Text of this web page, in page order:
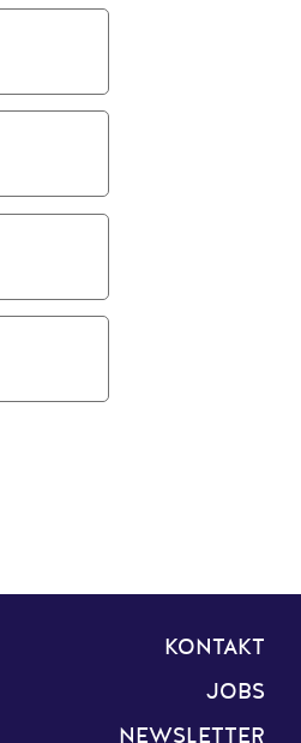
KONTAKT
JOBS
NEWSLETTER